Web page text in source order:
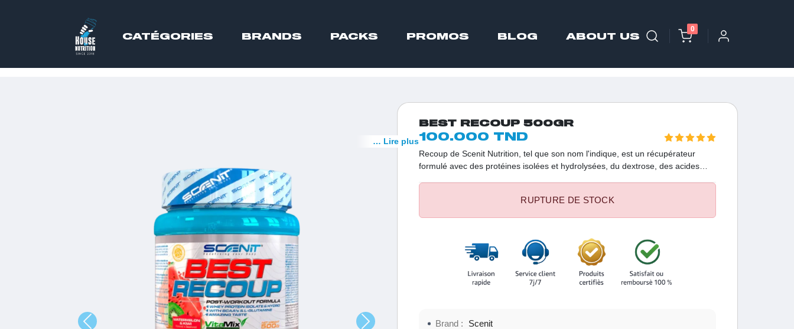
CATÉGORIES BRANDS PACKS PROMOS BLOG ABOUT US
0
BEST RECOUP 500GR
100.000 TND
Recoup de Scenit Nutrition, tel que son nom l'indique, est un récupérateur
formulé avec des protéines isolées et hydrolysées, du dextrose, des acides
des protéines isolées et hydrolysées, du dextrose, des acides aminés et un
complexe de vitamines.
… Lire plus
RUPTURE DE STOCK
Brand :
Scenit